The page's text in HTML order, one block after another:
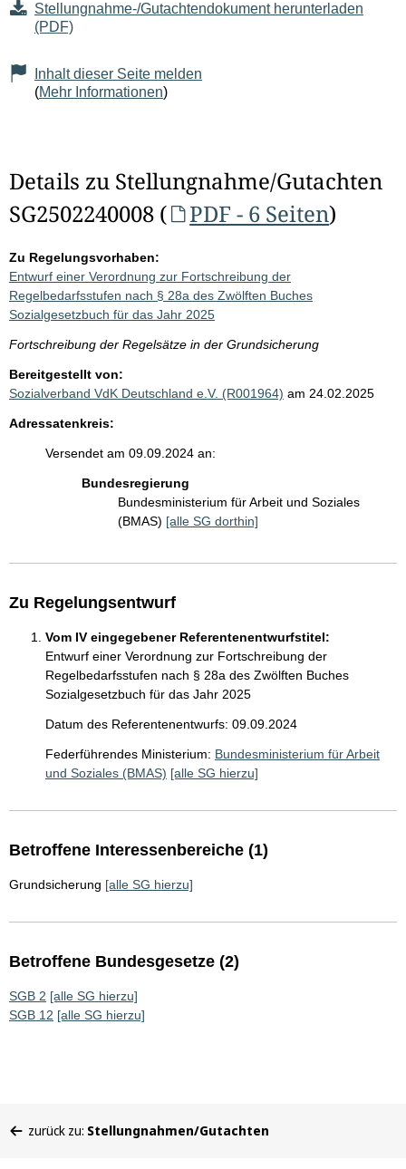
Stellungnahme-/Gutachtendokument herunterladen
(PDF)
Inhalt dieser Seite melden
(Mehr Informationen)
Details zu Stellungnahme/Gutachten
SG2502240008 (
PDF - 6 Seiten)
Zu Regelungsvorhaben:
Entwurf einer Verordnung zur Fortschreibung der
Regelbedarfsstufen nach § 28a des Zwölften Buches
Sozialgesetzbuch für das Jahr 2025
Fortschreibung der Regelsätze in der Grundsicherung
Bereitgestellt von:
Sozialverband VdK Deutschland e.V. (R001964) am 24.02.2025
Adressatenkreis:
Versendet am 09.09.2024 an:
Bundesregierung
Bundesministerium für Arbeit und Soziales
(BMAS) [alle SG dorthin]
Zu Regelungsentwurf
Vom IV eingegebener Referentenentwurfstitel:
Entwurf einer Verordnung zur Fortschreibung der
Regelbedarfsstufen nach § 28a des Zwölften Buches
Sozialgesetzbuch für das Jahr 2025
Datum des Referentenentwurfs: 09.09.2024
Federführendes Ministerium: Bundesministerium für Arbeit
und Soziales (BMAS) [alle SG hierzu]
Betroffene Interessenbereiche (1)
Grundsicherung [alle SG hierzu]
Betroffene Bundesgesetze (2)
SGB 2 [alle SG hierzu]
SGB 12 [alle SG hierzu]
befinden
zurück zu: Stellungnahmen/Gutachten